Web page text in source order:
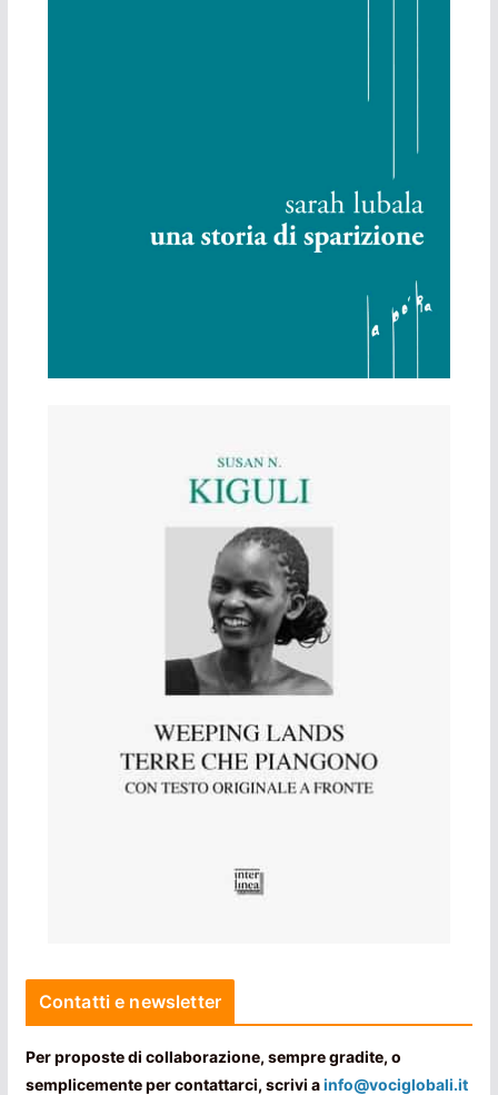
Contatti e newsletter
Per proposte di collaborazione, sempre gradite, o
semplicemente per contattarci, scrivi ainfo@vociglobali.it